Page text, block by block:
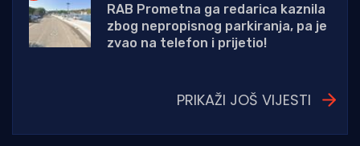
RAB Prometna ga redarica kaznila
zbog nepropisnog parkiranja, pa je
zvao na telefon i prijetio!
PRIKAŽI JOŠ VIJESTI